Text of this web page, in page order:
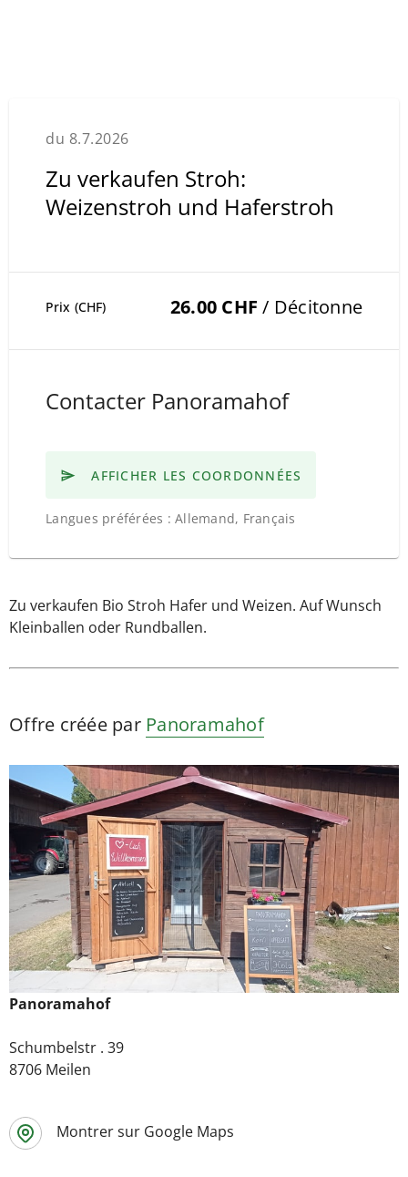
du 8.7.2026
Zu verkaufen Stroh:
Weizenstroh und Haferstroh
Prix (CHF) 26.00 CHF / Décitonne
Contacter Panoramahof
AFFICHER LES COORDONNÉES
Langues préférées : Allemand, Français
Zu verkaufen Bio Stroh Hafer und Weizen. Auf Wunsch
Kleinballen oder Rundballen.
Offre créée par Panoramahof
Panoramahof
Schumbelstr . 39
8706 Meilen
Montrer sur Google Maps